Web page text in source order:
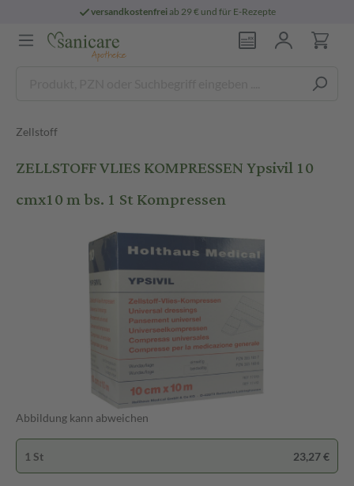
versandkostenfreiab 29 € und für E-Rezepte
Zellstoff
ZELLSTOFF VLIES KOMPRESSEN Ypsivil 10
cmx10 m bs. 1 St Kompressen
Abbildung kann abweichen
1 St 23,27 €